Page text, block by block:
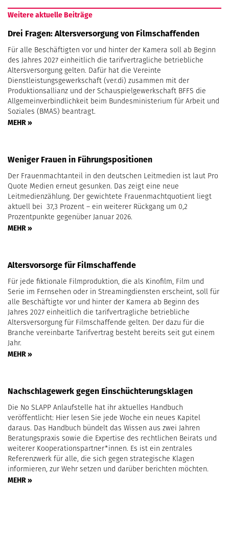
Weitere aktuelle Beiträge
Drei Fragen: Altersversorgung von Filmschaffenden
Für alle Beschäftigten vor und hinter der Kamera soll ab Beginn
des Jahres 2027 einheitlich die tarifvertragliche betriebliche
Altersversorgung gelten. Dafür hat die Vereinte
Dienstleistungsgewerkschaft (ver.di) zusammen mit der
Produktionsallianz und der Schauspielgewerkschaft BFFS die
Allgemeinverbindlichkeit beim Bundesministerium für Arbeit und
Soziales (BMAS) beantragt.
MEHR »
Weniger Frauen in Führungspositionen
Der Frauenmachtanteil in den deutschen Leitmedien ist laut Pro
Quote Medien erneut gesunken. Das zeigt eine neue
Leitmedienzählung. Der gewichtete Frauenmachtquotient liegt
aktuell bei 37,3 Prozent – ein weiterer Rückgang um 0,2
Prozentpunkte gegenüber Januar 2026.
MEHR »
Altersvorsorge für Filmschaffende
Für jede fiktionale Filmproduktion, die als Kinofilm, Film und
Serie im Fernsehen oder in Streamingdiensten erscheint, soll für
alle Beschäftigte vor und hinter der Kamera ab Beginn des
Jahres 2027 einheitlich die tarifvertragliche betriebliche
Altersversorgung für Filmschaffende gelten. Der dazu für die
Branche vereinbarte Tarifvertrag besteht bereits seit gut einem
Jahr.
MEHR »
Nachschlagewerk gegen Einschüchterungsklagen
Die No SLAPP Anlaufstelle hat ihr aktuelles Handbuch
veröffentlicht: Hier lesen Sie jede Woche ein neues Kapitel
daraus. Das Handbuch bündelt das Wissen aus zwei Jahren
Beratungspraxis sowie die Expertise des rechtlichen Beirats und
weiterer Kooperationspartner*innen. Es ist ein zentrales
Referenzwerk für alle, die sich gegen strategische Klagen
informieren, zur Wehr setzen und darüber berichten möchten.
MEHR »